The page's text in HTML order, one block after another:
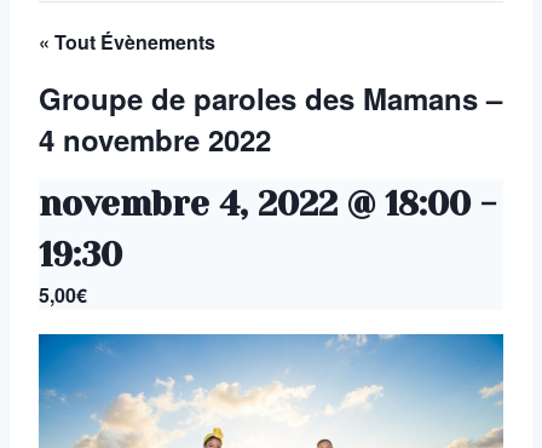
« Tout Évènements
Groupe de paroles des Mamans –
4 novembre 2022
novembre 4, 2022 @ 18:00-
19:30
5,00€